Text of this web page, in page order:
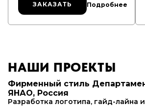
ЗАКАЗАТЬ
ЗАКАЗАТЬ Подробнее
НАШИ ПРОЕКТЫ
Фирменный стиль
ЯНАО, Россия
Разработка логотипа, гайд-лайна